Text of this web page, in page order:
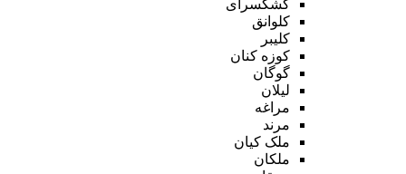
کشکسرای
کلوانق
کلیبر
کوزه کنان
گوگان
لیلان
مراغه
مرند
ملک کیان
ملکان